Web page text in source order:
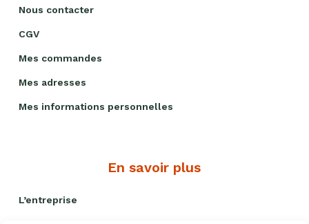
Nous contacter
CGV
Mes commandes
Mes adresses
Mes informations personnelles
En savoir plus
L’entreprise